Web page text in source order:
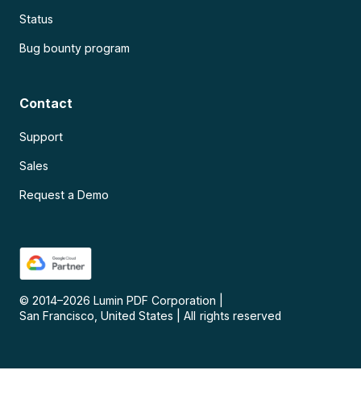
Status
Bug bounty program
Contact
Support
Sales
Request a Demo
© 2014–2026 Lumin PDF Corporation
San Francisco, United States
All rights reserved